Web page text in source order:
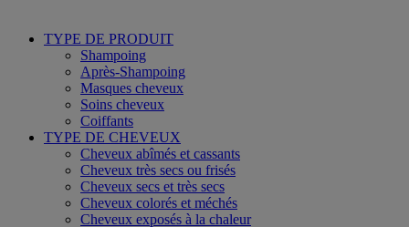
TYPE DE PRODUIT
Shampoing
Après-Shampoing
Masques cheveux
Soins cheveux
Coiffants
TYPE DE CHEVEUX
Cheveux abîmés et cassants
Cheveux très secs ou frisés
Cheveux secs et très secs
Cheveux colorés et méchés
Cheveux exposés à la chaleur